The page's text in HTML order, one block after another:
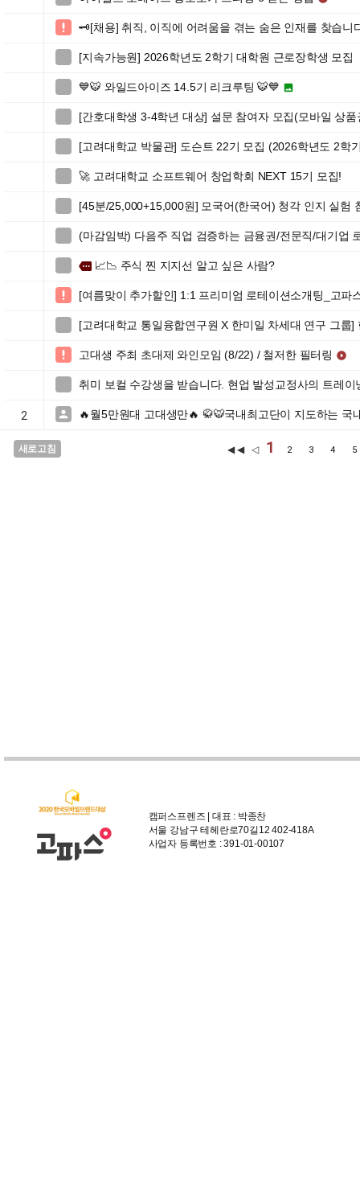
 🗝️[채용] 취직, 이직에 어려움을 겪는 숨은 인재를 찾습
[지속가능원] 2026학년도 2학기 대학원 근로장학생 모집
💙🐯 와일드아이즈 14.5기 리크루팅 🐯💙 
[간호대학생 3-4학년 대상] 설문 참여자 모집(모바일 상품
[고려대학교 박물관] 도슨트 22기 모집 (2026학년도 2학
🚀 고려대학교 소프트웨어 창업학회 NEXT 15기 모집!
[45분/25,000+15,000원] 모국어(한국어) 청각 인지 실험
(마감임박) 다음주 직업 검증하는 금융권/전문직/대기업
more 📈📉 주식 찐 지지선 알고 싶은 사람?
 [여름맞이 추가할인] 1:1 프리미엄 로테이션소개팅_고파
[고려대학교 통일융합연구원 X 한미일 차세대 연구 그룹
 고대생 주최 초대제 와인모임 (8/22) / 철저한 필터링 
취미 보컬 수강생을 받습니다. 현업 발성교정사의 트레이
2  🔥월5만원대 고대생만🔥 🥋🐯국내최고단이 지도하는
새로고침 ◀◀ ◁ 1 2 3 4
캠퍼스프렌즈 | 대표 : 박종찬
서울 강남구 테헤란로70길12 402-418A
사업자 등록번호 : 391-01-00107